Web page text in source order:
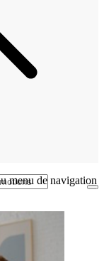
menu de navigation